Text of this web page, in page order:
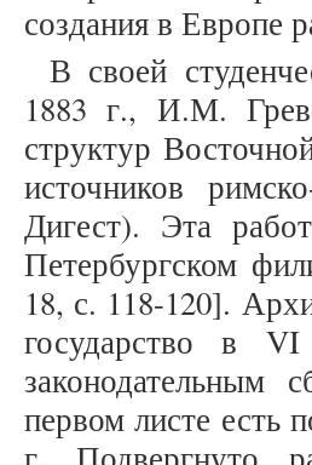
создания в Европе
В своей
1883 г., И.М.
структур
источников
Дигест). Эта
Петербургском
18, с. 118-120].
государство в
законодательным
первом листе есть